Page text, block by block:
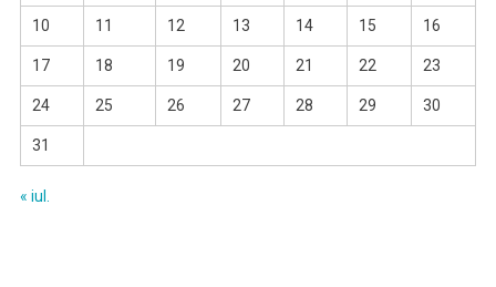
10 11 12 13 14 15 16
17 18 19 20 21 22 23
24 25 26 27 28 29 30
31
« iul.